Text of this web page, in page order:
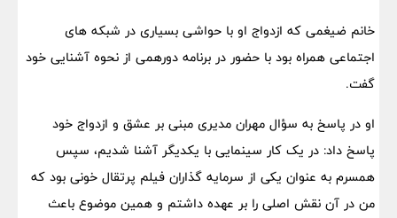
خانم ضیغمی که ازدواج او با حواشی بسیاری در شبکه های
اجتماعی همراه بود با حضور در برنامه دورهمی از نحوه آشنایی خود
گفت.
او در پاسخ به سؤال مهران مدیری مبنی بر عشق و ازدواج خود
پاسخ داد: در یک کار سینمایی با یکدیگر آشنا شدیم، سپس
همسرم به عنوان یکی از سرمایه گذاران فیلم پرتقال خونی بود که
من در آن نقش اصلی را بر عهده داشتم و همین موضوع باعث